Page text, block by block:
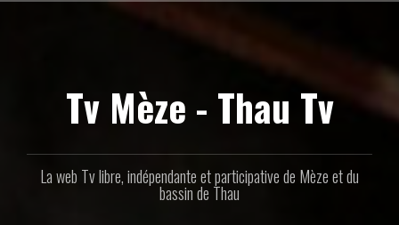
Tv Mèze - Thau Tv
La web Tv libre, indépendante et participative de Mèze et du
bassin de Thau